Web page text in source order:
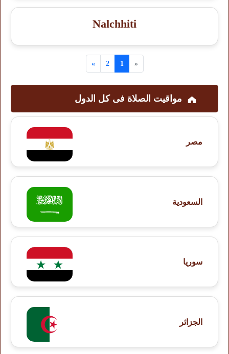
Nalchhiti
«
1
2
»
مواقيت الصلاة فى کل الدول
مصر
السعودية
سوريا
الجزائر